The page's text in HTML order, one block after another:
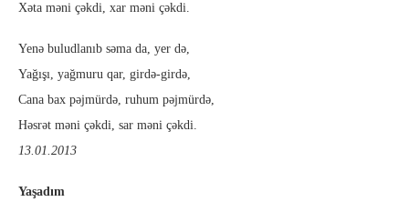
Xəta məni çəkdi, xar məni çəkdi.
Yenə buludlanıb səma da, yer də,
Yağışı, yağmuru qar, girdə-girdə,
Cana bax pəjmürdə, ruhum pəjmürdə,
Həsrət məni çəkdi, sar məni çəkdi.
13.01.2013
Yaşadım